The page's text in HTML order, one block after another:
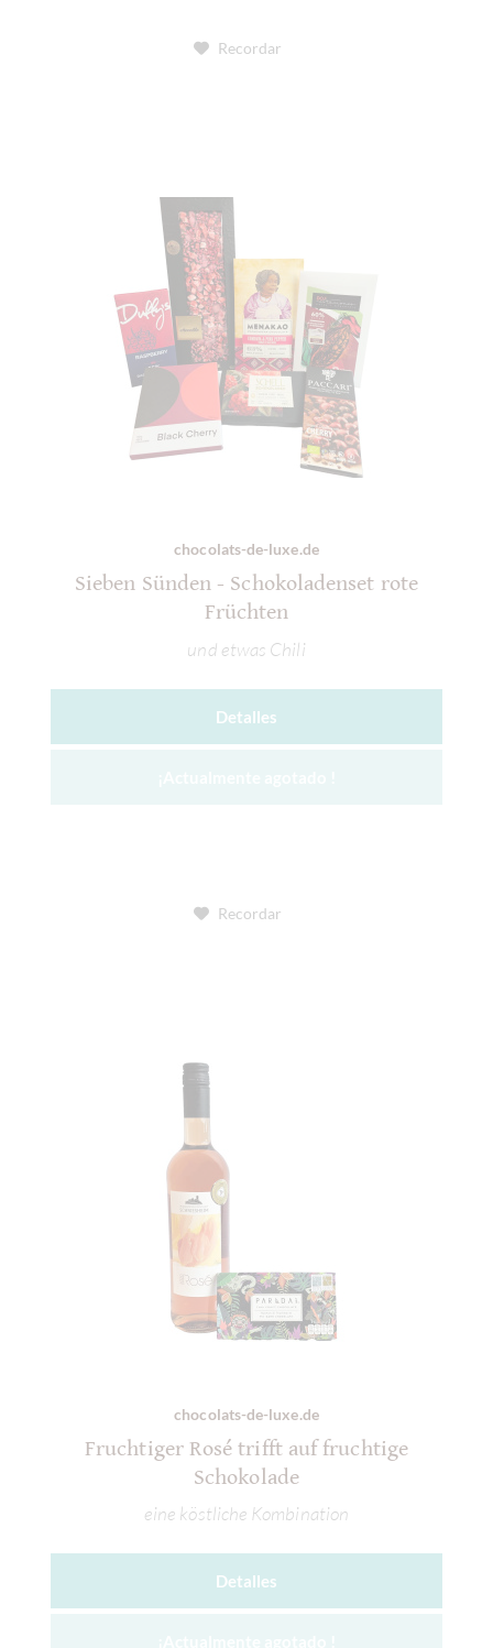
Recordar
chocolats-de-luxe.de
Sieben Sünden - Schokoladenset rote
Früchten
und etwas Chili
Detalles
Recordar
chocolats-de-luxe.de
Fruchtiger Rosé trifft auf fruchtige
Schokolade
eine köstliche Kombination
Detalles